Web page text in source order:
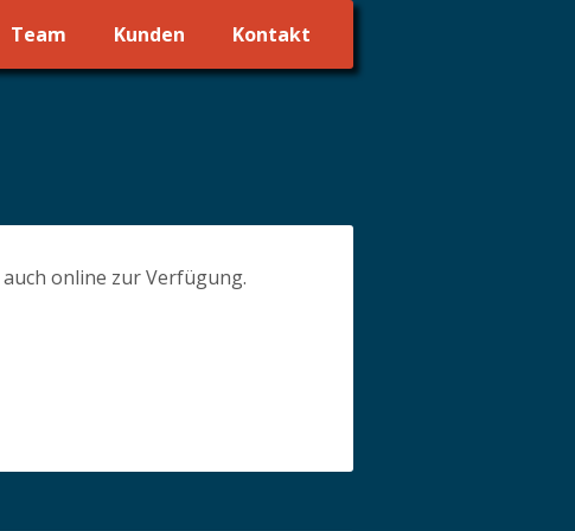
Team Kunden Kontakt
auch online zur Verfügung.